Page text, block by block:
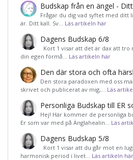
Budskap från en ängel -
Frågar du dig vad syftet med ditt
är. Ditt kall. Sv… Läs artikeln här
Dagens Budskap 6/8
Kort 1 visar att det är dax att tro
din egen förmå… Läs artikeln här
Den där stora och ofta
Den stora paradoxen med oss
skrivet och publicerat av mig,… Läs
Personliga Budskap till ER
Hej! Här kommer de personliga
Er som var med på Änglahealin… Läs
Dagens Budskap 5/8
Kort 1 visar att du går mot en
harmonisk period i livet… Läs artikeln här